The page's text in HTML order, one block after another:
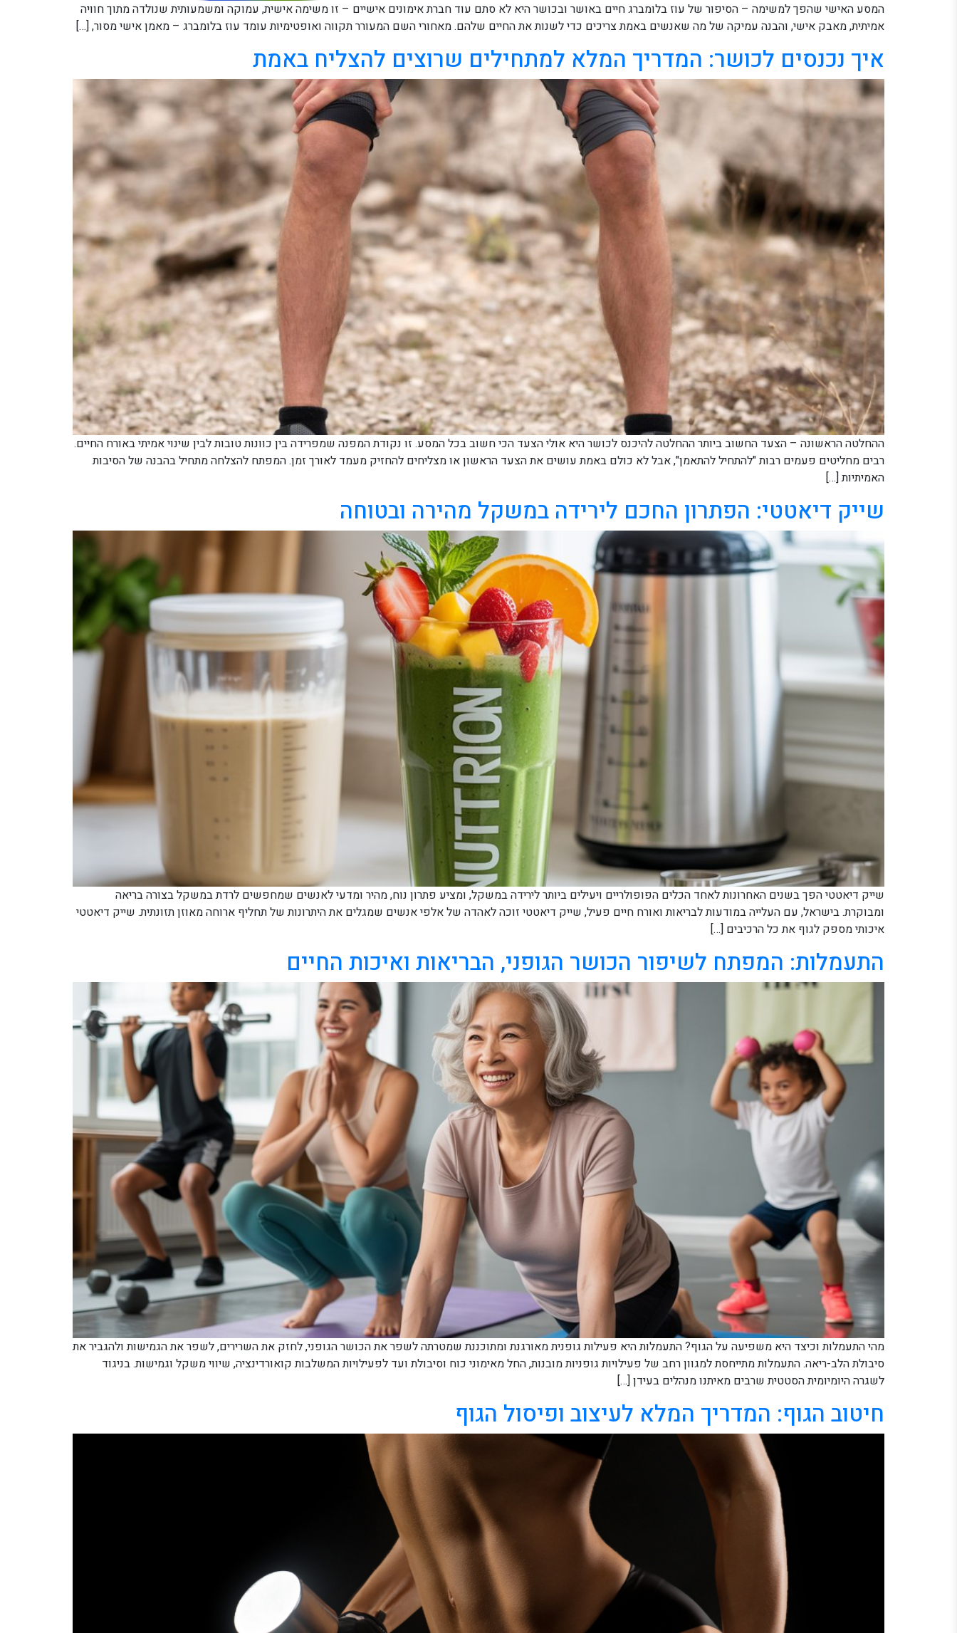
המסע האישי שהפך למשימה – הסיפור של עוז בלומברג חיים באושר ובכושר היא לא סתם עוד חברת אימונים אישיים – זו משימה אישית, עמוקה ומשמעותית שנולדה מתוך חוויה
אמיתית, מאבק אישי, והבנה עמיקה של מה שאנשים באמת צריכים כדי לשנות את החיים שלהם. מאחורי השם המעורר תקווה ואופטימיות עומד עוז בלומברג – מאמן אישי מסור, […]
איך נכנסים לכושר: המדריך המלא למתחילים שרוצים להצליח באמת
ההחלטה הראשונה – הצעד החשוב ביותר ההחלטה להיכנס לכושר היא אולי הצעד הכי חשוב בכל המסע. זו נקודת המפנה שמפרידה בין כוונות טובות לבין שינוי אמיתי באורח החיים.
רבים מחליטים פעמים רבות "להתחיל להתאמן", אבל לא כולם באמת עושים את הצעד הראשון או מצליחים להחזיק מעמד לאורך זמן. המפתח להצלחה מתחיל בהבנה של הסיבות
האמיתיות […]
שייק דיאטטי: הפתרון החכם לירידה במשקל מהירה ובטוחה
שייק דיאטטי הפך בשנים האחרונות לאחד הכלים הפופולריים ויעילים ביותר לירידה במשקל, ומציע פתרון נוח, מהיר ומדעי לאנשים שמחפשים לרדת במשקל בצורה בריאה
ומבוקרת. בישראל, עם העלייה במודעות לבריאות ואורח חיים פעיל, שייק דיאטטי זוכה לאהדה של אלפי אנשים שמגלים את היתרונות של תחליף ארוחה מאוזן תזונתית. שייק דיאטטי
איכותי מספק לגוף את כל הרכיבים […]
התעמלות: המפתח לשיפור הכושר הגופני, הבריאות ואיכות החיים
מהי התעמלות וכיצד היא משפיעה על הגוף? התעמלות היא פעילות גופנית מאורגנת ומתוכננת שמטרתה לשפר את הכושר הגופני, לחזק את השרירים, לשפר את הגמישות ולהגביר את
סיבולת הלב-ריאה. התעמלות מתייחסת למגוון רחב של פעילויות גופניות מובנות, החל מאימוני כוח וסיבולת ועד לפעילויות המשלבות קואורדינציה, שיווי משקל וגמישות. בניגוד
לשגרה היומיומית הסטטית שרבים מאיתנו מנהלים בעידן […]
חיטוב הגוף: המדריך המלא לעיצוב ופיסול הגוף